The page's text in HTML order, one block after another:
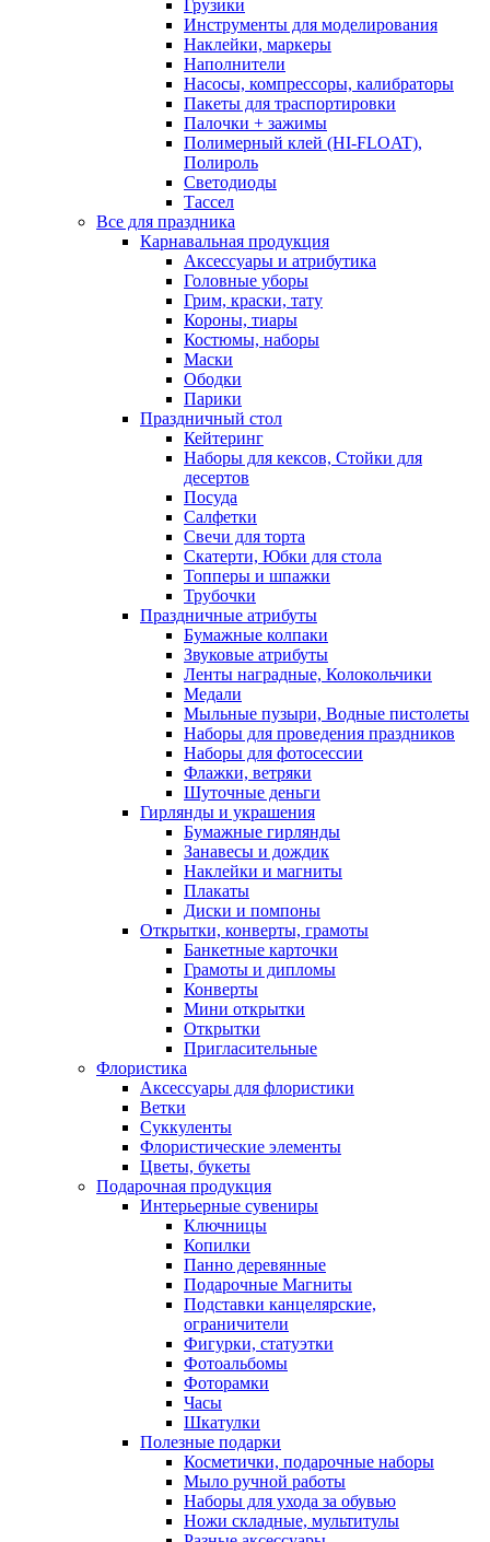
Грузики
Инструменты для моделирования
Наклейки, маркеры
Наполнители
Насосы, компрессоры, калибраторы
Пакеты для траспортировки
Палочки + зажимы
Полимерный клей (HI-FLOAT),
Полироль
Светодиоды
Тассел
Все для праздника
Карнавальная продукция
Аксессуары и атрибутика
Головные уборы
Грим, краски, тату
Короны, тиары
Костюмы, наборы
Маски
Ободки
Парики
Праздничный стол
Кейтеринг
Наборы для кексов, Стойки для
десертов
Посуда
Салфетки
Свечи для торта
Скатерти, Юбки для стола
Топперы и шпажки
Трубочки
Праздничные атрибуты
Бумажные колпаки
Звуковые атрибуты
Ленты наградные, Колокольчики
Медали
Мыльные пузыри, Водные пистолеты
Наборы для проведения праздников
Наборы для фотосессии
Флажки, ветряки
Шуточные деньги
Гирлянды и украшения
Бумажные гирлянды
Занавесы и дождик
Наклейки и магниты
Плакаты
Диски и помпоны
Открытки, конверты, грамоты
Банкетные карточки
Грамоты и дипломы
Конверты
Мини открытки
Открытки
Пригласительные
Флористика
Аксессуары для флористики
Ветки
Суккуленты
Флористические элементы
Цветы, букеты
Подарочная продукция
Интерьерные сувениры
Ключницы
Копилки
Панно деревянные
Подарочные Магниты
Подставки канцелярские,
ограничители
Фигурки, статуэтки
Фотоальбомы
Фоторамки
Часы
Шкатулки
Полезные подарки
Косметички, подарочные наборы
Мыло ручной работы
Наборы для ухода за обувью
Ножи складные, мультитулы